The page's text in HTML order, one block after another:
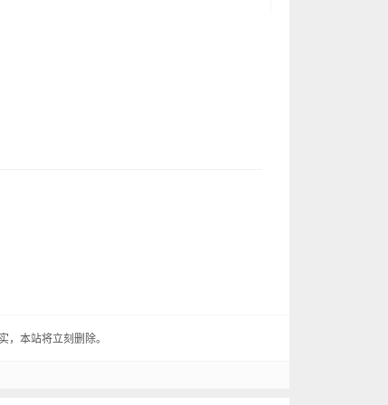
小伙子，长得一表人才，那脾气秉
，有一天，骁跟骁说：“骁啊，你长
本站将立刻删除。